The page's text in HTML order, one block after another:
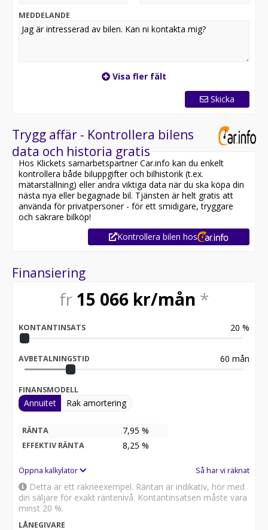
-Innerbackspegel auto avbländade
-Stolsjustering elektrisk med memory
-Svankstöd förare frams.passagerare
-Kolfiberlister invändigt
-Ett urval av den fina utrustningen ni finner på denna
bil, En månads gratis prova på försäkring ingår,
Vänligen se hela annonsen för mer information eller
ring / maila oss nu!
Vi köper eller tar givetvis din nuvarande bil i byte.
Ring alltid oss på 0700 533 182 innan ni kommer på
besök för att säkerhetsställa bästa möjliga service. Vi
tar inbyten. Bilen kan levereras med 12-24 månaders
MEDDELANDE
Visa fler fält
Skicka
Trygg affär - Kontrollera bilens
data och historia gratis
Hos Klickets samarbetspartner Car.info kan du enkelt
kontrollera både biluppgifter och bilhistorik (t.ex.
mätarställning) eller andra viktiga data när du ska köpa din
nästa nya eller begagnade bil. Tjänsten är helt gratis att
använda för privatpersoner - för ett smidigare, tryggare
och säkrare bilköp!
Kontrollera bilen hos
Finansiering
fr 15 066 kr/mån *
KONTANTINSATS 20 %
AVBETALNINGSTID 60 mån
FINANSMODELL
Annuitet Rak amortering
RÄNTA 7,95 %
EFFEKTIV RÄNTA 8,25 %
Öppna kalkylator Så har vi räknat
Detta är ett räkneexempel. Räntan är indikativ, hör med
din säljare för exakt räntenivå. Kontantinsatsen måste vara
minst 20 %.
LÅNEGIVARE